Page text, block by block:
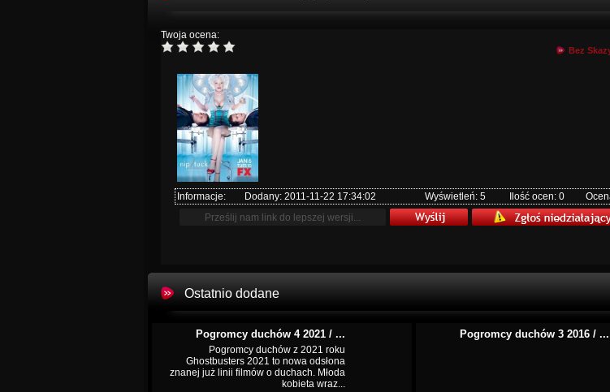
Twoja ocena:
Bez
Informacje: Dodany: 2011-11-22 17:34:02 Wyświetleń: 5 Ilość ocen: 0
Ostatnio dodane
Pogromcy duchów 4 2021 / ...
Pogromcy duchów z 2021 roku
Ghostbusters 2021 to nowa odsłona
znanej już linii filmów o duchach. Młoda
kobieta wraz...
Pogromcy duchów 3 2016 / ...